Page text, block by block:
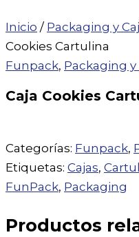
Inicio / Packaging y
Cookies Cartulina
Funpack, Packaging y
Caja Cookies
Categorías: Funpack,
Etiquetas: Cajas,
FunPack, Packaging
Productos